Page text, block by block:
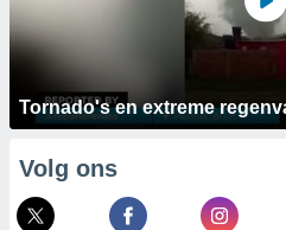
Tornado's en extreme
Volg ons